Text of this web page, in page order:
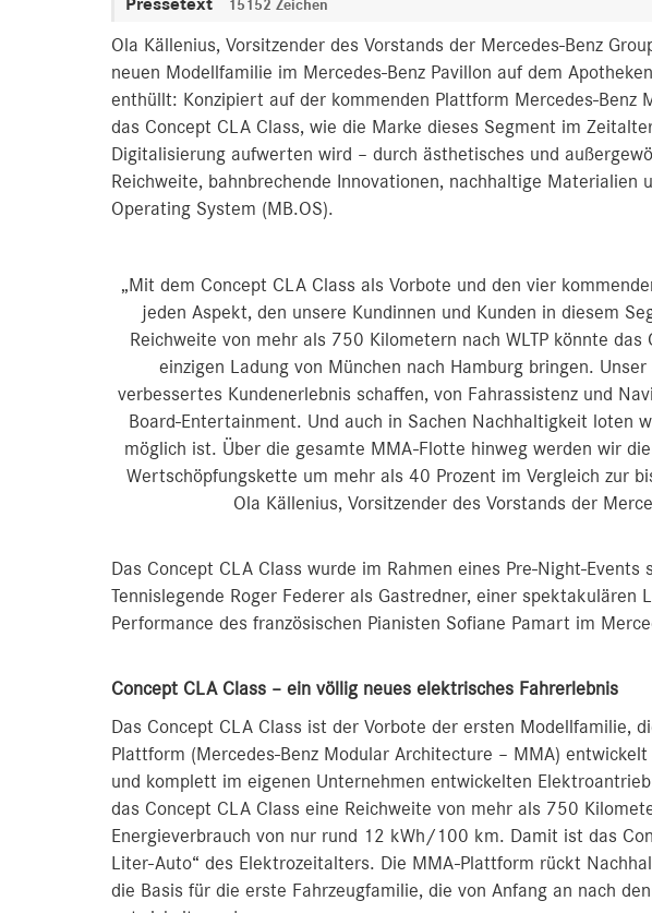
Pressetext 15152 Zeichen
Ola Källenius, Vorsitzender des Vorstands der Mercedes‑Benz
neuen Modellfamilie im Mercedes-Benz Pavillon auf dem
enthüllt: Konzipiert auf der kommenden Plattform Mercedes-Benz
das Concept CLA Class, wie die Marke dieses Segment im
Digitalisierung aufwerten wird – durch ästhetisches und
Reichweite, bahnbrechende Innovationen, nachhaltige Materialien
Operating System (MB.OS).
„Mit dem Concept CLA Class als Vorbote und den vier
jeden Aspekt, den unsere Kundinnen und Kunden in diesem
Reichweite von mehr als 750 Kilometern nach WLTP könnte
einzigen Ladung von München nach Hamburg bringen.
verbessertes Kundenerlebnis schaffen, von Fahrassistenz und
Board-Entertainment. Und auch in Sachen Nachhaltigkeit loten
möglich ist. Über die gesamte MMA-Flotte hinweg werden wir die
Wertschöpfungskette um mehr als 40 Prozent im Vergleich zur
Ola Källenius, Vorsitzender des Vorstands der
Das Concept CLA Class wurde im Rahmen eines Pre-Night-
Tennislegende Roger Federer als Gastredner, einer spektakulären
Performance des französischen Pianisten Sofiane Pamart im
Concept CLA Class – ein völlig neues elektrisches Fahrerlebnis
Das Concept CLA Class ist der Vorbote der ersten Modellfamilie,
Plattform (Mercedes-Benz Modular Architecture – MMA)
und komplett im eigenen Unternehmen entwickelten
das Concept CLA Class eine Reichweite von mehr als 750
Energieverbrauch von nur rund 12 kWh/100 km. Damit ist das
Liter-Auto“ des Elektrozeitalters. Die MMA-Plattform rückt
die Basis für die erste Fahrzeugfamilie, die von Anfang an nach